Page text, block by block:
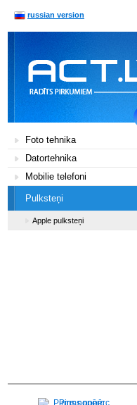
russian version
Foto tehnika
Datortehnika
Mobilie telefoni
Pulksteņi
Apple pulksteņi
Pirms nopērc,